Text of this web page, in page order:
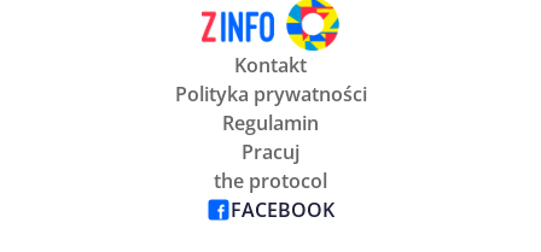
Kontakt
Polityka prywatności
Regulamin
Pracuj
the protocol
FACEBOOK